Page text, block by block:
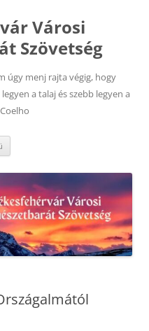
Városi
Szövetség
úgy menj rajta végig, hogy
a talaj és szebb legyen a